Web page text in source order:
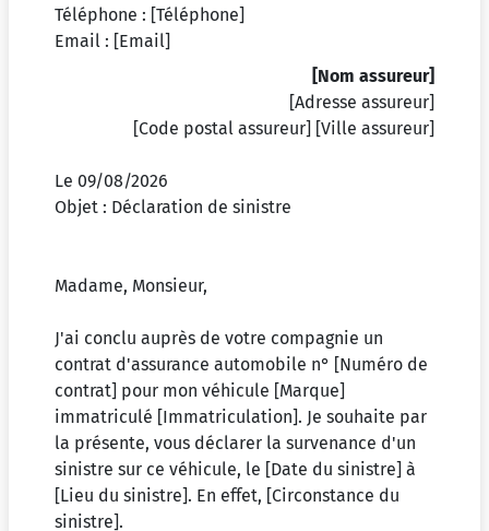
Téléphone : [Téléphone]
Email : [Email]
[Nom assureur]
[Adresse assureur]
[Code postal assureur] [Ville assureur]
Le 09/08/2026
Objet : Déclaration de sinistre
Madame, Monsieur,
J'ai conclu auprès de votre compagnie un
contrat d'assurance automobile n° [Numéro de
contrat] pour mon véhicule [Marque]
immatriculé [Immatriculation]. Je souhaite par
la présente, vous déclarer la survenance d'un
sinistre sur ce véhicule, le [Date du sinistre] à
[Lieu du sinistre]. En effet, [Circonstance du
sinistre].